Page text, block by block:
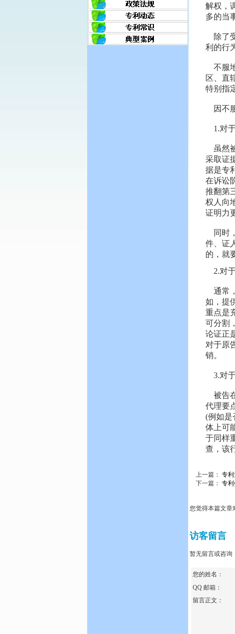
解权，
多的当
除了
利的行
不服
区、直
特别指
因不
1.对
虽然
采取证
据是专
在诉讼
推翻第
权人向
证明力
同时
件、证
的，就
2.对
通常
如，提
重点是
可分割
论证正
对于原
销。
3.对
被告
代理要
(例如是
体上可
于同样
查，该
上一篇： 专
下一篇： 专
您觉得本篇文章
访客留言
暂无留言或咨询
您的姓名：
QQ 邮箱：
留言正文：